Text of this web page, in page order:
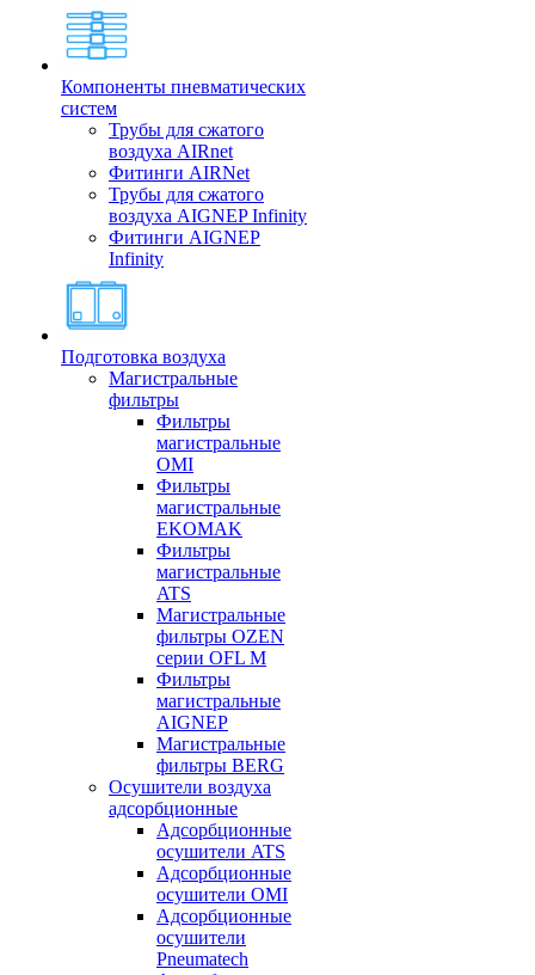
Компоненты пневматических
систем
Трубы для сжатого
воздуха AIRnet
Фитинги AIRNet
Трубы для сжатого
воздуха AIGNEP Infinity
Фитинги AIGNEP
Infinity
Подготовка воздуха
Магистральные
фильтры
Фильтры
магистральные
OMI
Фильтры
магистральные
EKOMAK
Фильтры
магистральные
ATS
Магистральные
фильтры OZEN
серии OFL M
Фильтры
магистральные
AIGNEP
Магистральные
фильтры BERG
Осушители воздуха
адсорбционные
Адсорбционные
осушители ATS
Адсорбционные
осушители OMI
Адсорбционные
осушители
Pneumatech